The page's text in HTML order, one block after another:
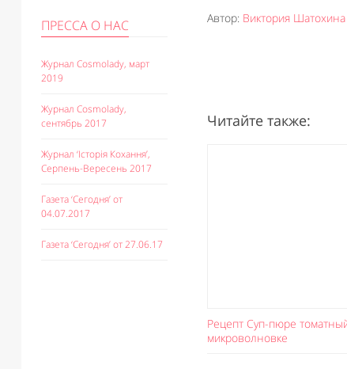
ПРЕССА О НАС
Журнал Cosmolady, март
2019
Журнал Cosmolady,
сентябрь 2017
Журнал ‘Історія Кохання’,
Серпень-Вересень 2017
Газета ‘Сегодня’ от
04.07.2017
Газета ‘Сегодня’ от 27.06.17
Автор: Виктория Шатохина
Читайте также:
Рецепт Суп-пюре
микроволновке